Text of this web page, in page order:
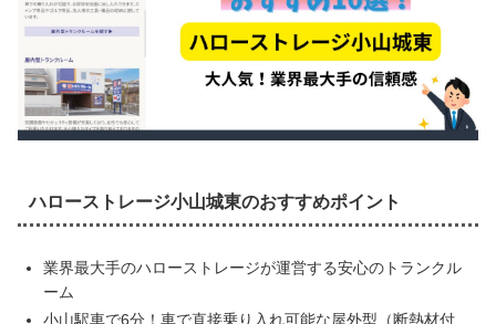
ハローストレージ小山城東のおすすめポイント
業界最大手のハローストレージが運営する安心のトランクル
ーム
小山駅車で6分！車で直接乗り入れ可能な屋外型（断熱材付